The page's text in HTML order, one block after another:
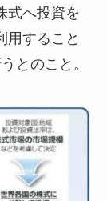
式へ投資を
用すること
とのこと。